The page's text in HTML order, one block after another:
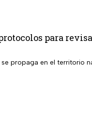
para
propaga en el territorio